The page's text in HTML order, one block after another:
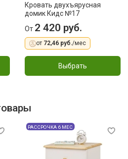
Кровать двухъярусная
домик Кидс №17
От 2 420 руб.
от 72,46 руб./мес
Выбрать
РАССРОЧКА 6 МЕС